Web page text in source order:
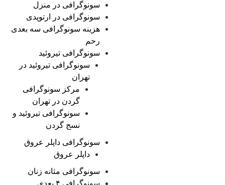
سونوگرافی در منزل
سونوگرافی در ارتوپدی
هزینه سونوگرافی سه بعدی
رحم
سونوگرافی تیروئید
سونوگرافی تیروئید در
تهران
مرکز سونوگرافی
گردن در تهران
سونوگرافی تیروئید و
نسج گردن
سونوگرافی داپلر عروق
داپلر عروق
سونوگرافی مثانه زنان
سونوگرافی ۴ بعدی